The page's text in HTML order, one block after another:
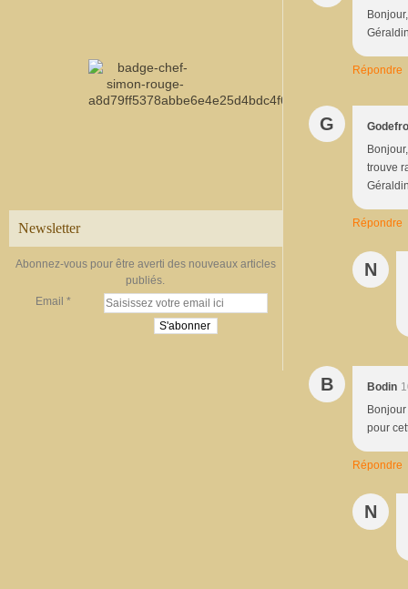
Newsletter
Abonnez-vous pour être averti des nouveaux articles
publiés.
Email
Répondre
G
trouve
Répondre
N
B Bodin
pour
Répondre
N